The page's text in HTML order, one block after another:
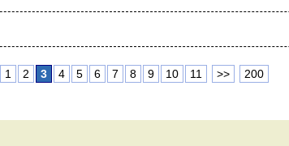
1 2 3 4 5 6 7 8 9 10 11 >> 200